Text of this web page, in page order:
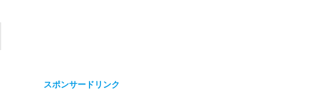
スポンサードリンク